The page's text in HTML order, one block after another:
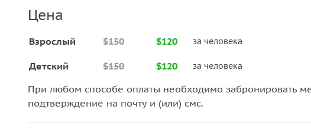
Цена
Взрослый $150 $120 за человека
Детский $150 $120 за человека
При любом способе оплаты необходимо забронировать
подтверждение на почту и (или) смс.